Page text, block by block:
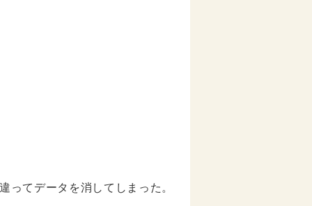
てデータを消してしまった。